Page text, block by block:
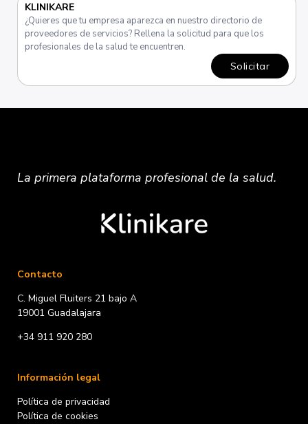
KLINIKARE
¿Quieres que tu empresa aparezca en nuestro directorio de
proveedores de servicios? Rellena la solicitud para que los
profesionales de la salud te encuentren.
Solicitar
La primera plataformaprofesionalde la salud.
Contacto
C. Miguel Fluiters 21 bajo A
19001 Guadalajara
+34 911 920 280
Información legal
Política de privacidad
Política de cookies